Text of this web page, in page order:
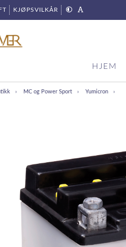
KJØPSVILKÅR
HJEM
MC og Power Sport Yumicron